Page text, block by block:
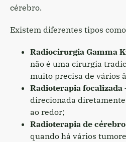
cérebro.
Existem diferentes tipos
Radiocirurgia Gamma
não é uma cirurgia
muito precisa de vários
Radioterapia focalizada
direcionada
ao redor;
Radioterapia de
quando há vários